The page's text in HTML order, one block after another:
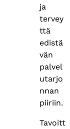
ja
tervey
ttä
edistä
vän
palvel
utarjo
nnan
piiriin.
Tavoitt